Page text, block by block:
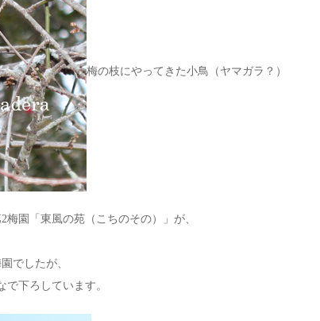
梅の枝にやってきた小鳥（ヤマガラ？）
園「東風の苑（こちのその）」が、
でしたが、
下ろしています。